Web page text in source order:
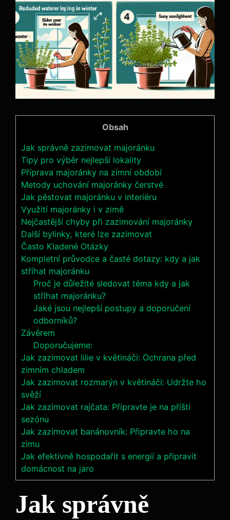
Obsah
Jak správně zazimovat majoránku
Tipy pro výběr nejlepší lokality
Příprava majoránky na zimní období
Metody uchování majoránky čerstvé
Jak pěstovat majoránku v interiéru
Využití majoránky i v zimě
Nejčastější chyby při zazimování majoránky
Další bylinky, které lze zazimovat
Často Kladené Otázky
Kompletní průvodce a časté dotazy: kdy a jak
stříhat majoránku
Proč je důležité sledovat téma kdy a jak
stříhat majoránku?
Jaké jsou nejlepší postupy a doporučení
odborníků?
Závěrem
Doporučujeme:
Jak zazimovat lilie v květináči: Ochrana před
zimním chladem
Jak zazimovat rozmarýn v květináči: Udržte ho
svěží
Jak zazimovat rajčata: Připravte je na příští
sezónu
Jak zazimovat banánovník: Připravte ho na
zimu
Jak efektivně hospodařit s energií a připravit
domácnost na jaro
Jak správně